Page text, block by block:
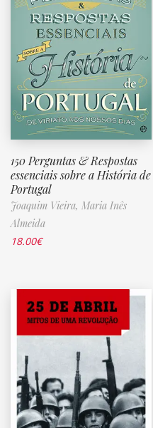
150 Perguntas & Respostas
essenciais sobre a História de
Portugal
Joaquim Vieira, Maria Inês
Almeida
18.00€